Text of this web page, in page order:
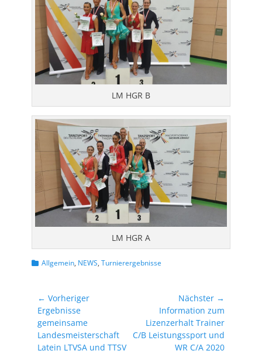
LM HGR B
LM HGR A
Kategorien
Allgemein, NEWS, Turnierergebnisse
Beitragsnavigation
← Vorheriger
Vorheriger
Beitrag:
Ergebnisse
gemeinsame
Landesmeisterschaft
Latein LTVSA und TTSV
Nächster →
Nächster
Beitrag:
Information zum
Lizenzerhalt Trainer
C/B Leistungssport und
WR C/A 2020